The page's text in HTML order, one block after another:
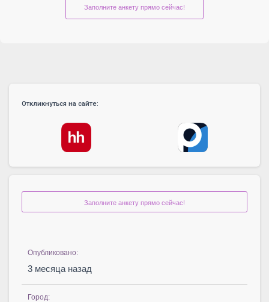
Заполните анкету прямо сейчас!
Откликнуться на сайте:
Заполните анкету прямо сейчас!
Опубликовано:
3 месяца назад
Город: